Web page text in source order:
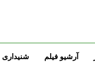
آرشیو فیلم شنیداری